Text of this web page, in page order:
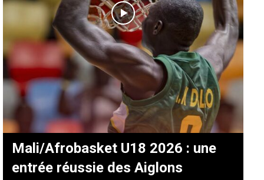
Mali/Afrobasket U18 2026 : une
entrée réussie des Aiglons